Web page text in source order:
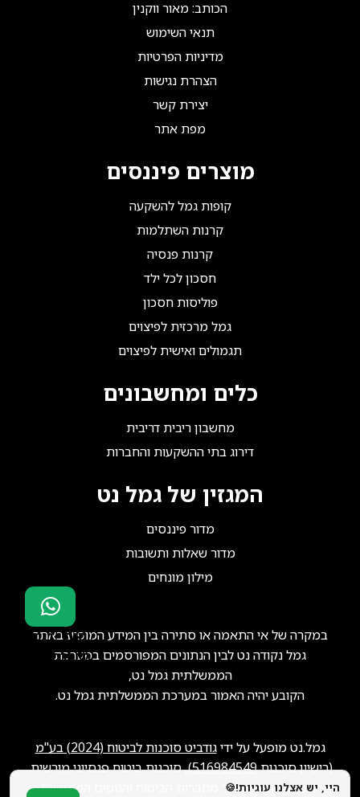
הכותב: מאור ווקנין
תנאי השימוש
מדיניות הפרטיות
הצהרת נגישות
יצירת קשר
מפת אתר
מוצרים פיננסים
קופות גמל להשקעה
קרנות השתלמות
קרנות פנסיה
חסכון לכל ילד
פוליסות חסכון
גמל מרכזית לפיצוים
תגמולים ואישית לפיצוים
כלים ומחשבונים
מחשבון ריבית דריבית
דירוג בתי ההשקעות והחברות
המגזין של גמל נט
מדור פיננסים
מדור שאלות ותשובות
מילון מונחים
במקרה של אי התאמה או סתירה בין המידע המופיע באתר
גמל נקודה נט לבין הנתונים המפורסמים במערכת
הממשלתית גמל נט,
הקובע יהיה האמור במערכת הממשלתית גמל נט.
גמל.נט מופעל על ידיגודביט סוכנות לביטוח (2024) בע"מ
(רישיון סוכנות516984549), סוכנות ביטוח פנסיוני מורשית.
ייתכן שנקבל תגמול מחברות הביטוח והגופים המוסדיים.
סוכני ביטוח?
הצטרפו אלינו!
היי, יש אצלנו עוגיות!🍪